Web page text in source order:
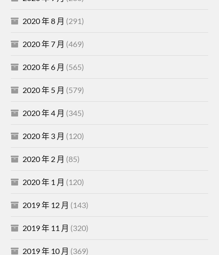
2020 年 8 月 (291)
2020 年 7 月 (469)
2020 年 6 月 (565)
2020 年 5 月 (579)
2020 年 4 月 (345)
2020 年 3 月 (120)
2020 年 2 月 (85)
2020 年 1 月 (120)
2019 年 12 月 (143)
2019 年 11 月 (320)
2019 年 10 月 (369)